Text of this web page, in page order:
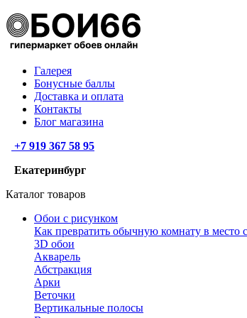
Галерея
Бонусные баллы
Доставка и оплата
Контакты
Блог магазина
+7 919 367 58 95
Екатеринбург
Каталог товаров
Обои с рисунком
Как превратить обычную комнату в место
3D обои
Акварель
Абстракция
Арки
Веточки
Вертикальные полосы